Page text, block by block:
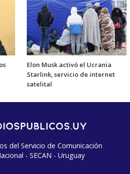
Elon Musk activó el Ucrania
Starlink, servicio de internet
satelital
del Servicio de Comunicación
- SECAN - Uruguay